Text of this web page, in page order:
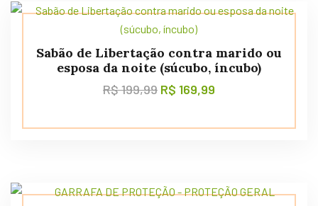
Sabão de Libertação contra marido ou
esposa da noite (súcubo, íncubo)
R$199,99 R$ 169,99